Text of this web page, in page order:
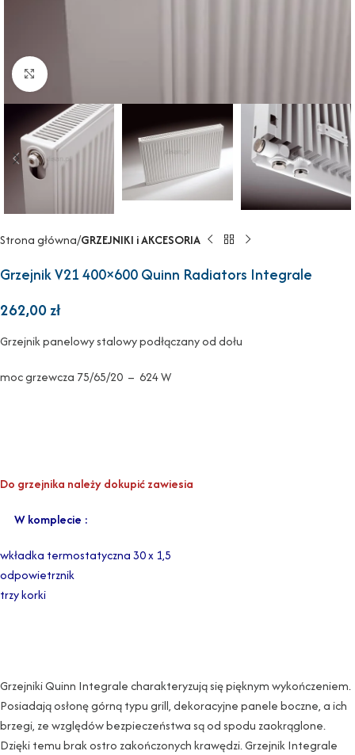
Powiększ
Strona główna GRZEJNIKI i AKCESORIA
Grzejnik V21 400×600 Quinn Radiators Integrale
262,00zł
Grzejnik panelowy stalowy podłączany od dołu
moc grzewcza 75/65/20 – 624 W
Do grzejnika należy dokupić zawiesia
W komplecie :
wkładka termostatyczna 30 x 1,5
odpowietrznik
trzy korki
Grzejniki Quinn Integrale charakteryzują się pięknym wykończeniem.
Posiadają osłonę górną typu grill, dekoracyjne panele boczne, a ich
brzegi, ze względów bezpieczeństwa są od spodu zaokrąglone.
Dzięki temu brak ostro zakończonych krawędzi. Grzejnik Integrale